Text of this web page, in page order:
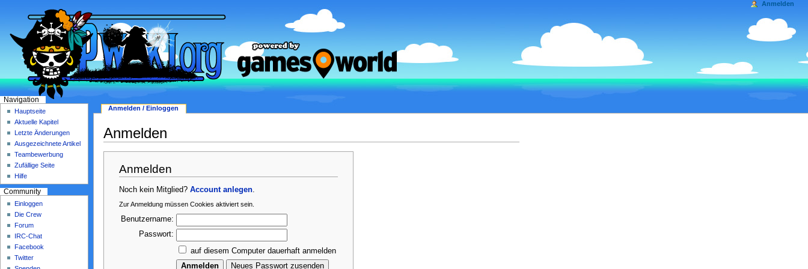
Anmelden
Anmelden
Noch kein Mitglied?Account anlegen
Zur Anmeldung müssen Cookies aktiviert sein.
Benutzername:
Passwort:
auf diesem Computer dauerhaft anmelden
Anmelden / Einloggen
Anmelden
Navigation
Hauptseite
Aktuelle Kapitel
Letzte Änderungen
Ausgezeichnete Artikel
Teambewerbung
Zufällige Seite
Hilfe
Community
Einloggen
Die Crew
Forum
IRC-Chat
Facebook
Twitter